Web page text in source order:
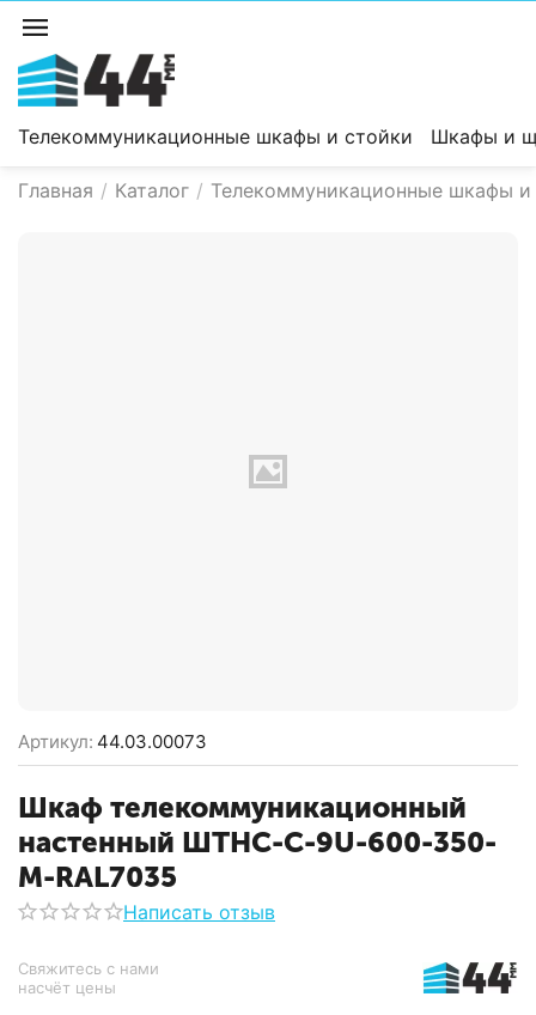
Телекоммуникационные шкафы и стойки Шкафы и
Главная / Каталог / Телекоммуникационные шкафы и
Артикул: 44.03.00073
Шкаф телекоммуникационный
настенный ШТНС-С-9U-600-350-
М-RAL7035
Написать отзыв
Свяжитесь с нами
насчёт цены